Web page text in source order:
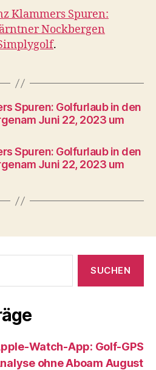
Klammers Spuren:
Nockbergen
.
Spuren: Golfurlaub in den
Juni 22, 2023 um
Spuren: Golfurlaub in den
Juni 22, 2023 um
Watch-App: Golf-GPS
ohne Aboam August